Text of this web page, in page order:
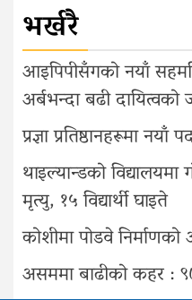
भर्खरै
आइपिपीसँगको नयाँ
अर्बभन्दा बढी
प्रज्ञा प्रतिष्ठानहरूमा नयाँ
थाइल्यान्डको
मृत्यु, १५ विद्यार्थी घाइते
कोशीमा पोडवे
असममा बाढीको कहर :